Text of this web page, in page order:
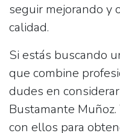
seguir mejorando y
calidad.
Si estás buscando
que combine
dudes en
Bustamante Muñoz
con ellos para